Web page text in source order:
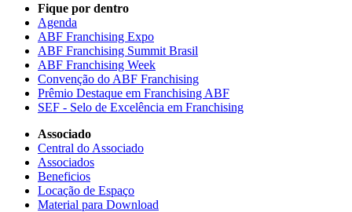
Fique por dentro
Agenda
ABF Franchising Expo
ABF Franchising Summit Brasil
ABF Franchising Week
Convenção do ABF Franchising
Prêmio Destaque em Franchising ABF
SEF - Selo de Excelência em Franchising
Associado
Central do Associado
Associados
Beneficios
Locação de Espaço
Material para Download